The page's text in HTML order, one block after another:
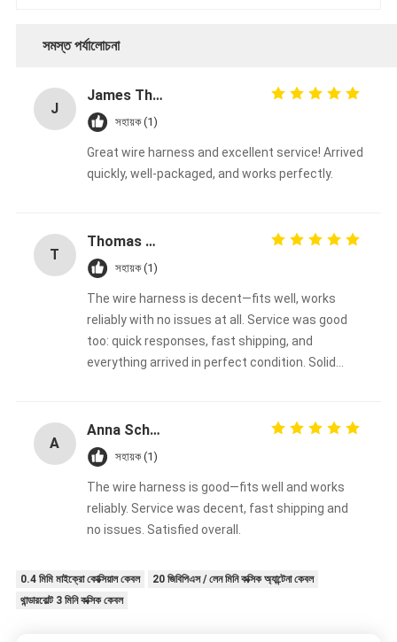
সমস্ত পর্যালোচনা
J
James Thompson
সহায়ক (1)
Great wire harness and excellent service! Arrived
quickly, well-packaged, and works perfectly.
T
Thomas Müller
সহায়ক (1)
The wire harness is decent—fits well, works
reliably with no issues at all. Service was good
too: quick responses, fast shipping, and
everything arrived in perfect condition. Solid
A
Anna Schmidt
সহায়ক (1)
The wire harness is good—fits well and works
reliably. Service was decent, fast shipping and
no issues. Satisfied overall.
0.4 মিমি মাইক্রো কোক্সিয়াল কেবল
20 জিবিপিএস / লেন মিনি কক্সিক অ্যান্টেনা কেবল
থান্ডারবোল্ট 3 মিনি কক্সিক কেবল